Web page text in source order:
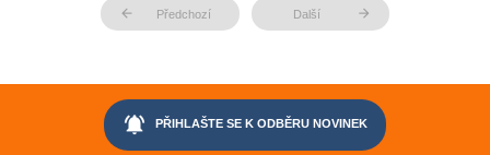
arrow_back Předchozí Další arrow_forward
notifications_active PŘIHLAŠTE SE K ODBĚRU NOVINEK